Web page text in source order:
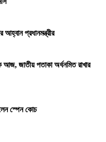
আহ্বান প্রধানমন্ত্রীর
আজ, জাতীয় পতাকা অর্ধনমিত রাখার
স্পেন কোচ